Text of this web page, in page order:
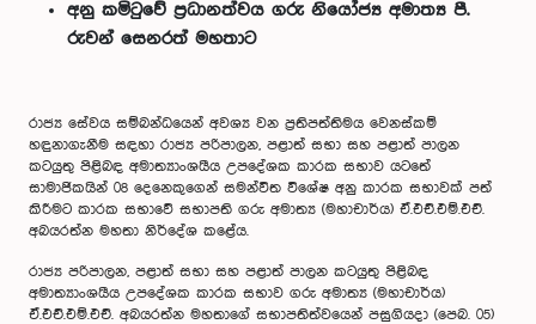
අනු කමිටුවේ ප්‍රධානත්වය ගරු නියෝජ්‍ය අමාත්‍ය පී.
රුවන් සෙනරත් මහතාට
රාජ්‍ය සේවය සම්බන්ධයෙන් අවශ්‍ය වන ප්‍රතිපත්තිමය වෙනස්කම්
හඳුනාගැනීම සඳහා රාජ්‍ය පරිපාලන, පළාත් සභා සහ පළාත් පාලන
කටයුතු පිළිබඳ අමාත්‍යාංශයීය උපදේශක කාරක සභාව යටතේ
සාමාජිකයින් 08 දෙනෙකුගෙන් සමන්විත විශේෂ අනු කාරක සභාවක් පත්
කිරීමට කාරක සභාවේ සභාපති ගරු අමාත්‍ය (මහාචාර්ය) ඒ.එච්.එම්.එච්.
අබයරත්න මහතා නිර්දේශ කළේය.
රාජ්‍ය පරිපාලන, පළාත් සභා සහ පළාත් පාලන කටයුතු පිළිබඳ
අමාත්‍යාංශයීය උපදේශක කාරක සභාව ගරු අමාත්‍ය (මහාචාර්ය)
ඒ.එච්.එම්.එච්. අබයරත්න මහතාගේ සභාපතිත්වයෙන් පසුගියදා (පෙබ. 05)